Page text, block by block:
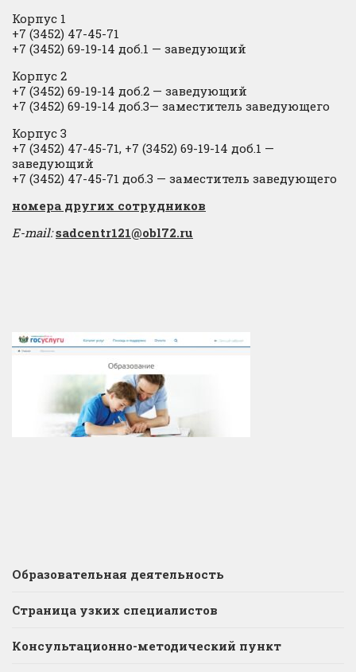
Корпус 1
+7 (3452) 47-45-71
+7 (3452) 69-19-14 доб.1 — заведующий
Корпус 2
+7 (3452) 69-19-14 доб.2 — заведующий
+7 (3452) 69-19-14 доб.3— заместитель заведующего
Корпус 3
+7 (3452) 47-45-71, +7 (3452) 69-19-14 доб.1 —
заведующий
+7 (3452) 47-45-71 доб.3 — заместитель заведующего
​номера других сотрудников
E-mail: sadcentr121@obl72.ru
Образовательная деятельность
Страница узких специалистов
Консультационно-методический пункт